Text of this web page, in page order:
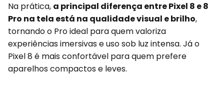
Na prática, a principal diferença entre Pixel 8 e 8
Pro na tela está na qualidade visual e brilho,
tornando o Pro ideal para quem valoriza
experiências imersivas e uso sob luz intensa. Já o
Pixel 8 é mais confortável para quem prefere
aparelhos compactos e leves.